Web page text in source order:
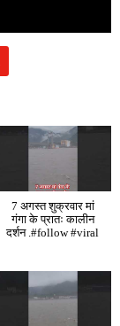
7 अगस्त शुक्रवार मां
गंगा के प्रातः कालीन
दर्शन .#follow #viral